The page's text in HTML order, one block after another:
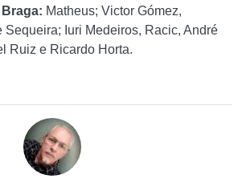
Matheus; Victor Gómez,
Sequeira; Iuri Medeiros, Racic, André
Ruiz e Ricardo Horta.